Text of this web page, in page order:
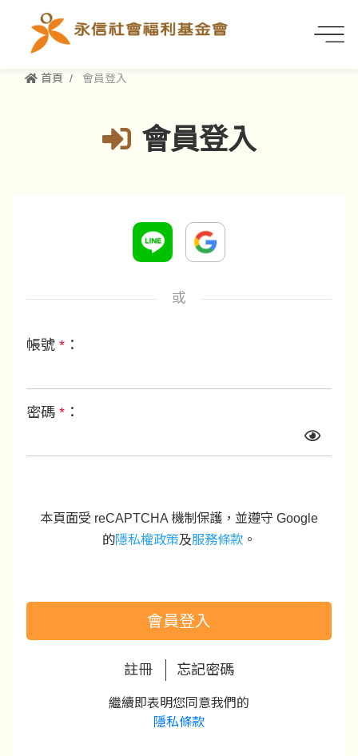
首頁 會員登入
會員登入
或
帳號 * ：
密碼 * ：
本頁面受 reCAPTCHA 機制保護，並遵守 Google
的隱私權政策及服務條款 。
會員登入
註冊 忘記密碼
繼續即表明您同意我們的
隱私條款